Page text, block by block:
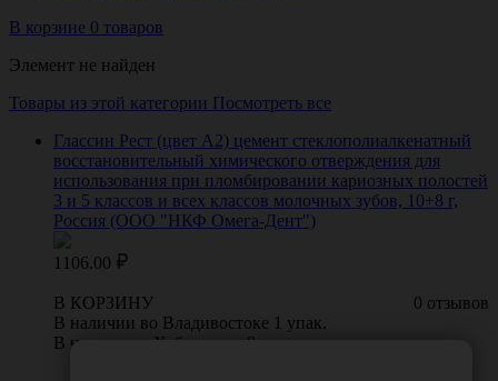
В корзине 0 товаров
Элемент не найден
Товары из этой категории Посмотреть все
Глассин Рест (цвет А2) цемент стеклополиалкенатный
восстановительный химического отверждения для
использования при пломбировании кариозных полостей
3 и 5 классов и всех классов молочных зубов, 10+8 г,
Россия (ООО "НКФ Омега-Дент")
1106.00
0 отзывов
В КОРЗИНУ
В наличии во Владивостоке 1 упак.
В наличии в Хабаровске 0 упак.